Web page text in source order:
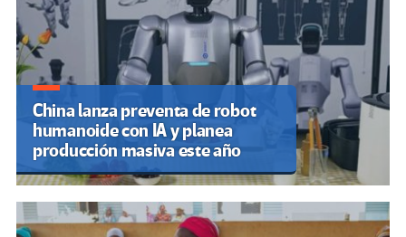
China lanza preventa de robot
humanoide con IA y planea
producción masiva este año